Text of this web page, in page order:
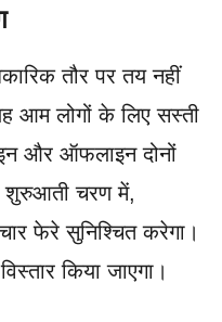
तौर पर तय नहीं
आम लोगों के लिए सस्ती
और ऑफलाइन दोनों
शुरुआती चरण में,
फेरे सुनिश्चित करेगा।
किया जाएगा।